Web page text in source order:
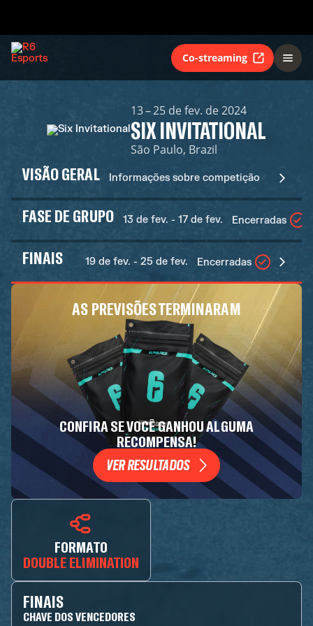
Co-streaming
13 – 25 de fev. de 2024
SIX INVITATIONAL
São Paulo, Brazil
VISÃO GERAL Informações sobre competição
FASE DE GRUPO 13 de fev. - 17 de fev. Encerradas
FINAIS 19 de fev. - 25 de fev. Encerradas
AS PREVISÕES TERMINARAM
CONFIRA SE VOCÊ GANHOU ALGUMA
RECOMPENSA!
VER RESULTADOS
FORMATO
DOUBLE ELIMINATION
FINAIS
CHAVE DOS VENCEDORES